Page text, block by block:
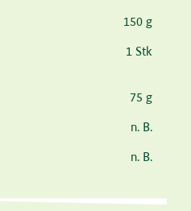
150 g
1 Stk
75 g
n. B.
n. B.